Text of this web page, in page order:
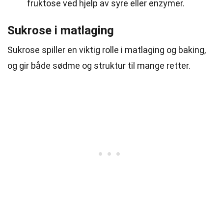
fruktose ved hjelp av syre eller enzymer.
Sukrose i matlaging
Sukrose spiller en viktig rolle i matlaging og baking,
og gir både sødme og struktur til mange retter.